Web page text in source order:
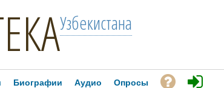
Узбекистана
Биографии Аудио Опросы